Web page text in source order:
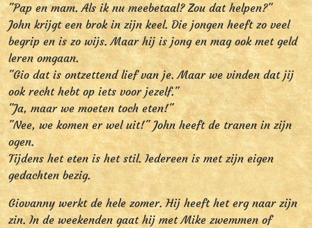
"Pap en mam. Als ik nu meebetaal? Zou dat helpen?"
John krijgt een brok in zijn keel. Die jongen heeft zo veel
begrip en is zo wijs. Maar hij is jong en mag ook met geld
leren omgaan.
"Gio dat is ontzettend lief van je. Maar we vinden dat jij
ook recht hebt op iets voor jezelf."
"Ja, maar we moeten toch eten!"
"Nee, we komen er wel uit!" John heeft de tranen in zijn
ogen.
Tijdens het eten is het stil. Iedereen is met zijn eigen
gedachten bezig.
Giovanny werkt de hele zomer. Hij heeft het erg naar zijn
zin. In de weekenden gaat hij met Mike zwemmen of